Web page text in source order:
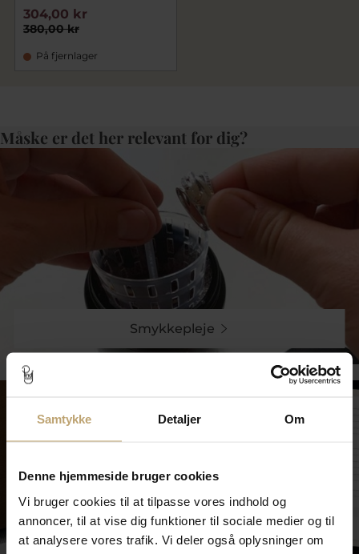
Samtykke Detaljer Om
Denne hjemmeside bruger cookies
Vi bruger cookies til at tilpasse vores indhold og
annoncer, til at vise dig funktioner til sociale medier og til
at analysere vores trafik. Vi deler også oplysninger om
380,00 kr
304,00 kr
På fjernlager
Måske er det her relevant for dig?
Smykkepleje